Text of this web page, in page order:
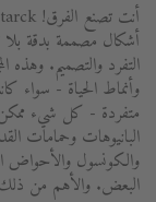
أشكال مصممة بدقة بلا
التفرد والتصميم. وهذه
وأنماط الحياة - سواء
متفردة - كل شيء ممكن!
البانيوهات وحمامات
والكونسول والأحواض
البعض. والأهم من